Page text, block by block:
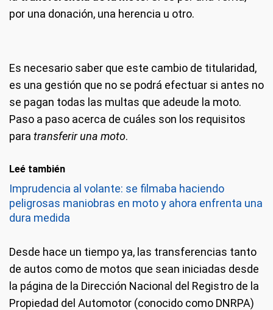
por una donación, una herencia u otro.
Es necesario saber que este cambio de titularidad,
es una gestión que no se podrá efectuar si antes no
se pagan todas las multas que adeude la moto.
Paso a paso acerca de cuáles son los requisitos
para transferir una moto.
Leé también
Imprudencia al volante: se filmaba haciendo
peligrosas maniobras en moto y ahora enfrenta una
dura medida
Desde hace un tiempo ya, las transferencias tanto
de autos como de motos que sean iniciadas desde
la página de la Dirección Nacional del Registro de la
Propiedad del Automotor (conocido como DNRPA)